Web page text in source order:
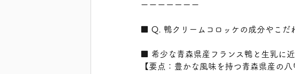
ーーーーーーー
■ Q. 鴨クリームコロッケの成分やこだ
■ 希少な青森県産フランス鴨と生乳に
【要点：豊かな風味を持つ青森県産の